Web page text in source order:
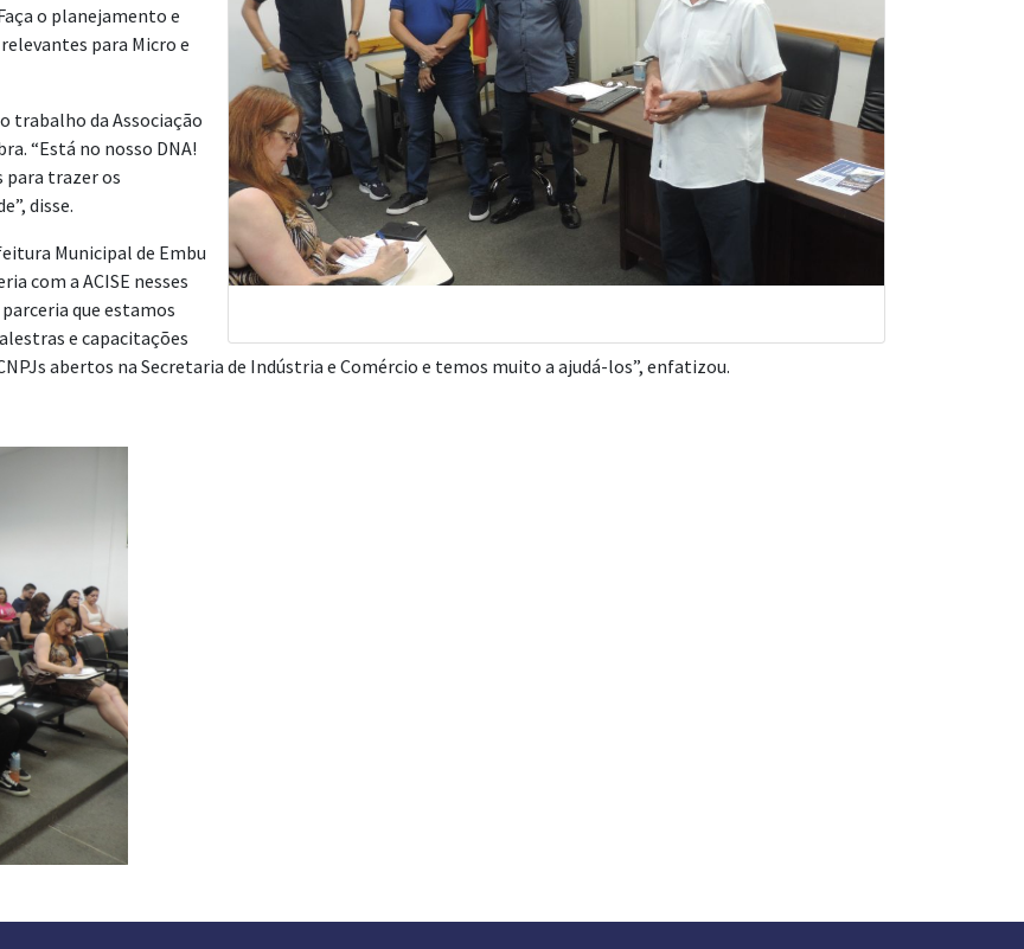
o planejamento e
para Micro e
trabalho da Associação
“Está no nosso DNA!
para trazer os
disse.
Municipal de Embu
com a ACISE nesses
que estamos
e capacitações
abertos na Secretaria de Indústria e Comércio e temos muito a ajudá-los”, enfatizou.